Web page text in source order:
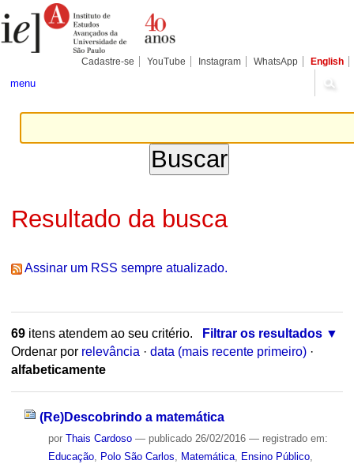
para
conteúdo.
Pessoais
Cadastre-se YouTube Instagram WhatsApp English
menu
Resultado da busca
Assinar um RSS sempre atualizado.
69itens atendem ao seu critério.
Filtrar os resultados
Ordenar por relevância · data (mais recente primeiro) ·
alfabeticamente
(Re)Descobrindo a matemática
por Thais Cardoso — publicado26/02/2016 — registrado em:
Educação, Polo São Carlos Matemática, Ensino Público,